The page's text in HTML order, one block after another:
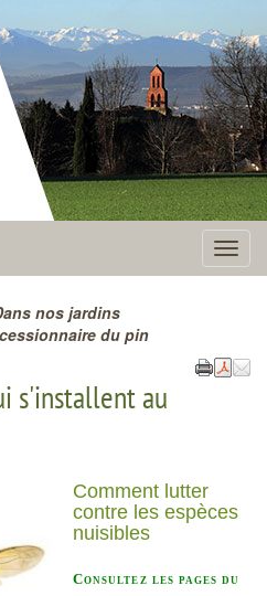
Menu
nos jardins
du pin
s'installent au
Comment lutter
contre les espèces
nuisibles
Consultez les pages du